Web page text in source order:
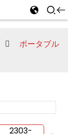
ポータブル